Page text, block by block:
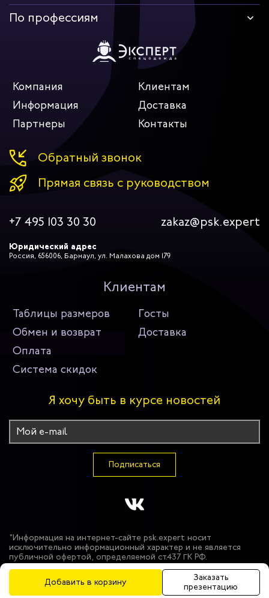
Добавить в корзину
Заказать
презентацию
По профессиям
Компания
Клиентам
Информация
Доставка
Партнеры
Контакты
Обратный звонок
Прямая связь с руководством
+7 495 103 30 30 zakaz@psk.expert
Юридический адрес
Россия, 656006, Барнаул, ул. Малахова дом 179
Клиентам
Таблицы размеров
Госты
Обмен и возврат
Доставка
Оплата
Система скидок
Я хочу быть в курсе новостей
Подписаться
"Информация на интернет-сайте psk.expert носит
исключительно информационный характер и не является
публичной офертой, определяемой ст.437 ГК РФ.
Производитель оставляет за собой право в одностороннем
порядке вносить изменения в состав материалов,
используемых в производстве продукции, при условии
сохранения функциональных и защитных свойств продукции.